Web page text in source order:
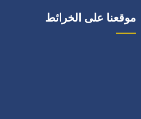
موقعنا على الخرائط